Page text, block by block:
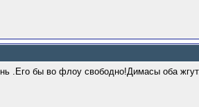
.Его бы во флоу свободно!Димасы оба